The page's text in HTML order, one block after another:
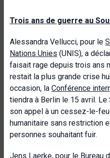
Trois ans de guerre au
Alessandra Vellucci, pour le
Nations Unies (UNIS), a
faisait rage depuis trois ans
restait la plus grande crise
occasion, la Conférence
tiendra à Berlin le 15 avril.
son appel à un cessez-le-
humanitaire sans restriction
personnes souhaitant fuir.
Jens Laerke, pour le Bureau